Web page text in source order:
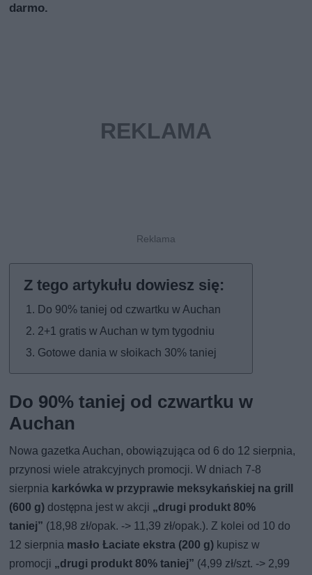
darmo.
Do 90% taniej od czwartku w Auchan
2+1 gratis w Auchan w tym tygodniu
Gotowe dania w słoikach 30% taniej
Do 90% taniej od czwartku w
Auchan
Nowa gazetka Auchan, obowiązująca od 6 do 12 sierpnia,
przynosi wiele atrakcyjnych promocji. W dniach 7-8
sierpnia karkówka w przyprawie meksykańskiej na grill
(600 g) dostępna jest w akcji „drugi produkt 80%
taniej” (18,98 zł/opak. -> 11,39 zł/opak.). Z kolei od 10 do
12 sierpnia masło Łaciate ekstra (200 g) kupisz w
promocji „drugi produkt 80% taniej” (4,99 zł/szt. -> 2,99